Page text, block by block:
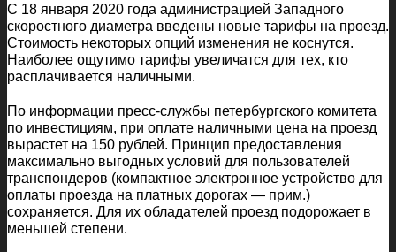
С 18 января 2020 года администрацией Западного
скоростного диаметра введены новые тарифы на проезд.
Стоимость некоторых опций изменения не коснутся.
Наиболее ощутимо тарифы увеличатся для тех, кто
расплачивается наличными.
По информации пресс-службы петербургского комитета
по инвестициям, при оплате наличными цена на проезд
вырастет на 150 рублей. Принцип предоставления
максимально выгодных условий для пользователей
транспондеров (компактное электронное устройство для
оплаты проезда на платных дорогах — прим.)
сохраняется. Для их обладателей проезд подорожает в
меньшей степени.